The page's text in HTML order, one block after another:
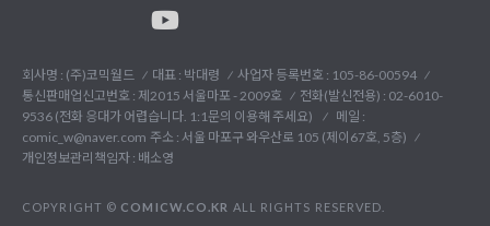
회사명 : (주)코믹월드 대표 : 박대령
사업자 등록번호 : 105-86-00594
통신판매업신고번호 : 제2015 서울마포 - 2009호
전화(발신전용) : 02-6010-
9536 (전화 응대가 어렵습니다. 1:1문의 이용해 주세요)
메일 :
comic_w@naver.com 주소 : 서울 마포구 와우산로 105 (제이67호, 5층)
개인정보관리책임자 : 배소영
COPYRIGHT © COMICW.CO.KR ALL RIGHTS RESERVED.